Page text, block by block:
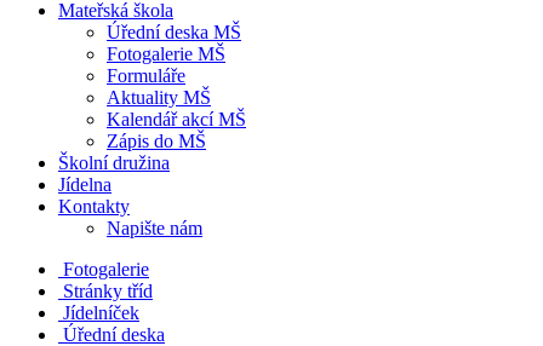
Mateřská škola
Úřední deska MŠ
Fotogalerie MŠ
Formuláře
Aktuality MŠ
Kalendář akcí MŠ
Zápis do MŠ
Školní družina
Jídelna
Kontakty
Napište nám
Fotogalerie
Stránky tříd
Jídelníček
Úřední deska